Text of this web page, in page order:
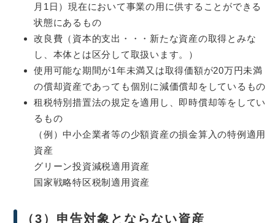
月1日）現在において事業の用に供することができる
状態にあるもの
改良費（資本的支出・・・新たな資産の取得とみな
し、本体とは区分して取扱います。）
使用可能な期間が1年未満又は取得価額が20万円未満
の償却資産であっても個別に減価償却をしているもの
租税特別措置法の規定を適用し、即時償却等をしてい
るもの
​（例）中小企業者等の少額資産の損金算入の特例適用
資産
グリーン投資減税適用資産
国家戦略特区税制適用資産
（3）申告対象とならない資産